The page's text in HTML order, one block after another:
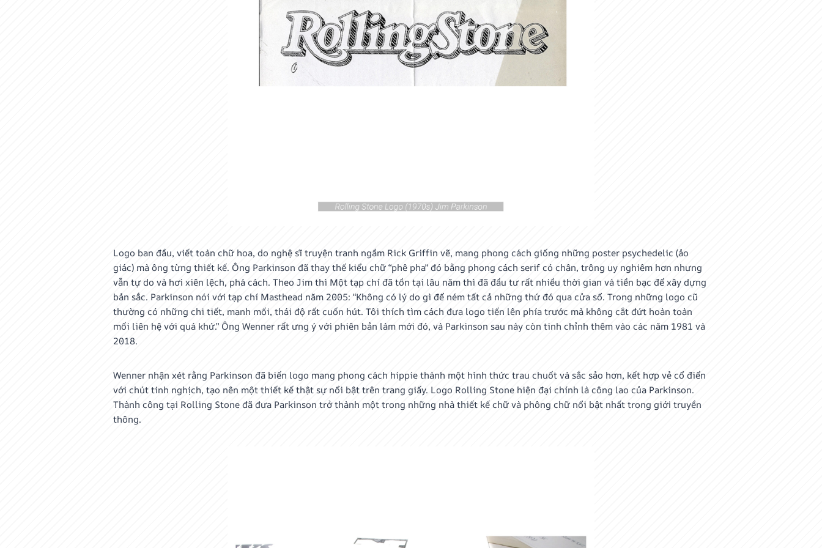
Logo ban đầu, viết toàn chữ hoa, do nghệ sĩ truyện tranh ngầm Rick Griffin vẽ, mang phong cách giống những poster psychedelic (ảo
giác) mà ông từng thiết kế. Ông Parkinson đã thay thế kiểu chữ “phê pha” đó bằng phong cách serif có chân, trông uy nghiêm hơn nhưng
vẫn tự do và hơi xiên lệch, phá cách. Theo Jim thì Một tạp chí đã tồn tại lâu năm thì đã đầu tư rất nhiều thời gian và tiền bạc để xây dựng
bản sắc. Parkinson nói với tạp chí Masthead năm 2005: “Không có lý do gì để ném tất cả những thứ đó qua cửa sổ. Trong những logo cũ
thường có những chi tiết, manh mối, thái độ rất cuốn hút. Tôi thích tìm cách đưa logo tiến lên phía trước mà không cắt đứt hoàn toàn
mối liên hệ với quá khứ.” Ông Wenner rất ưng ý với phiên bản làm mới đó, và Parkinson sau này còn tinh chỉnh thêm vào các năm 1981 và
2018.
Wenner nhận xét rằng Parkinson đã biến logo mang phong cách hippie thành một hình thức trau chuốt và sắc sảo hơn, kết hợp vẻ cổ điển
với chút tinh nghịch, tạo nên một thiết kế thật sự nổi bật trên trang giấy. Logo Rolling Stone hiện đại chính là công lao của Parkinson.
Thành công tại Rolling Stone đã đưa Parkinson trở thành một trong những nhà thiết kế chữ và phông chữ nổi bật nhất trong giới truyền
thông.